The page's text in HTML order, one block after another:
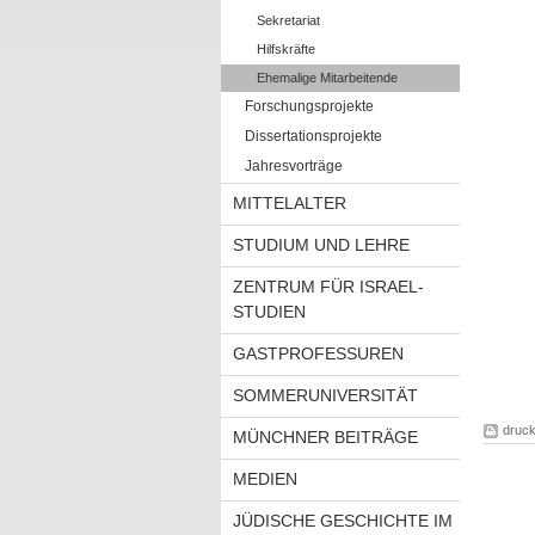
Sekretariat
Hilfskräfte
Ehemalige Mitarbeitende
Forschungsprojekte
Dissertationsprojekte
Jahresvorträge
MITTELALTER
STUDIUM UND LEHRE
ZENTRUM FÜR ISRAEL-
STUDIEN
GASTPROFESSUREN
SOMMERUNIVERSITÄT
MÜNCHNER BEITRÄGE
MEDIEN
JÜDISCHE GESCHICHTE IM